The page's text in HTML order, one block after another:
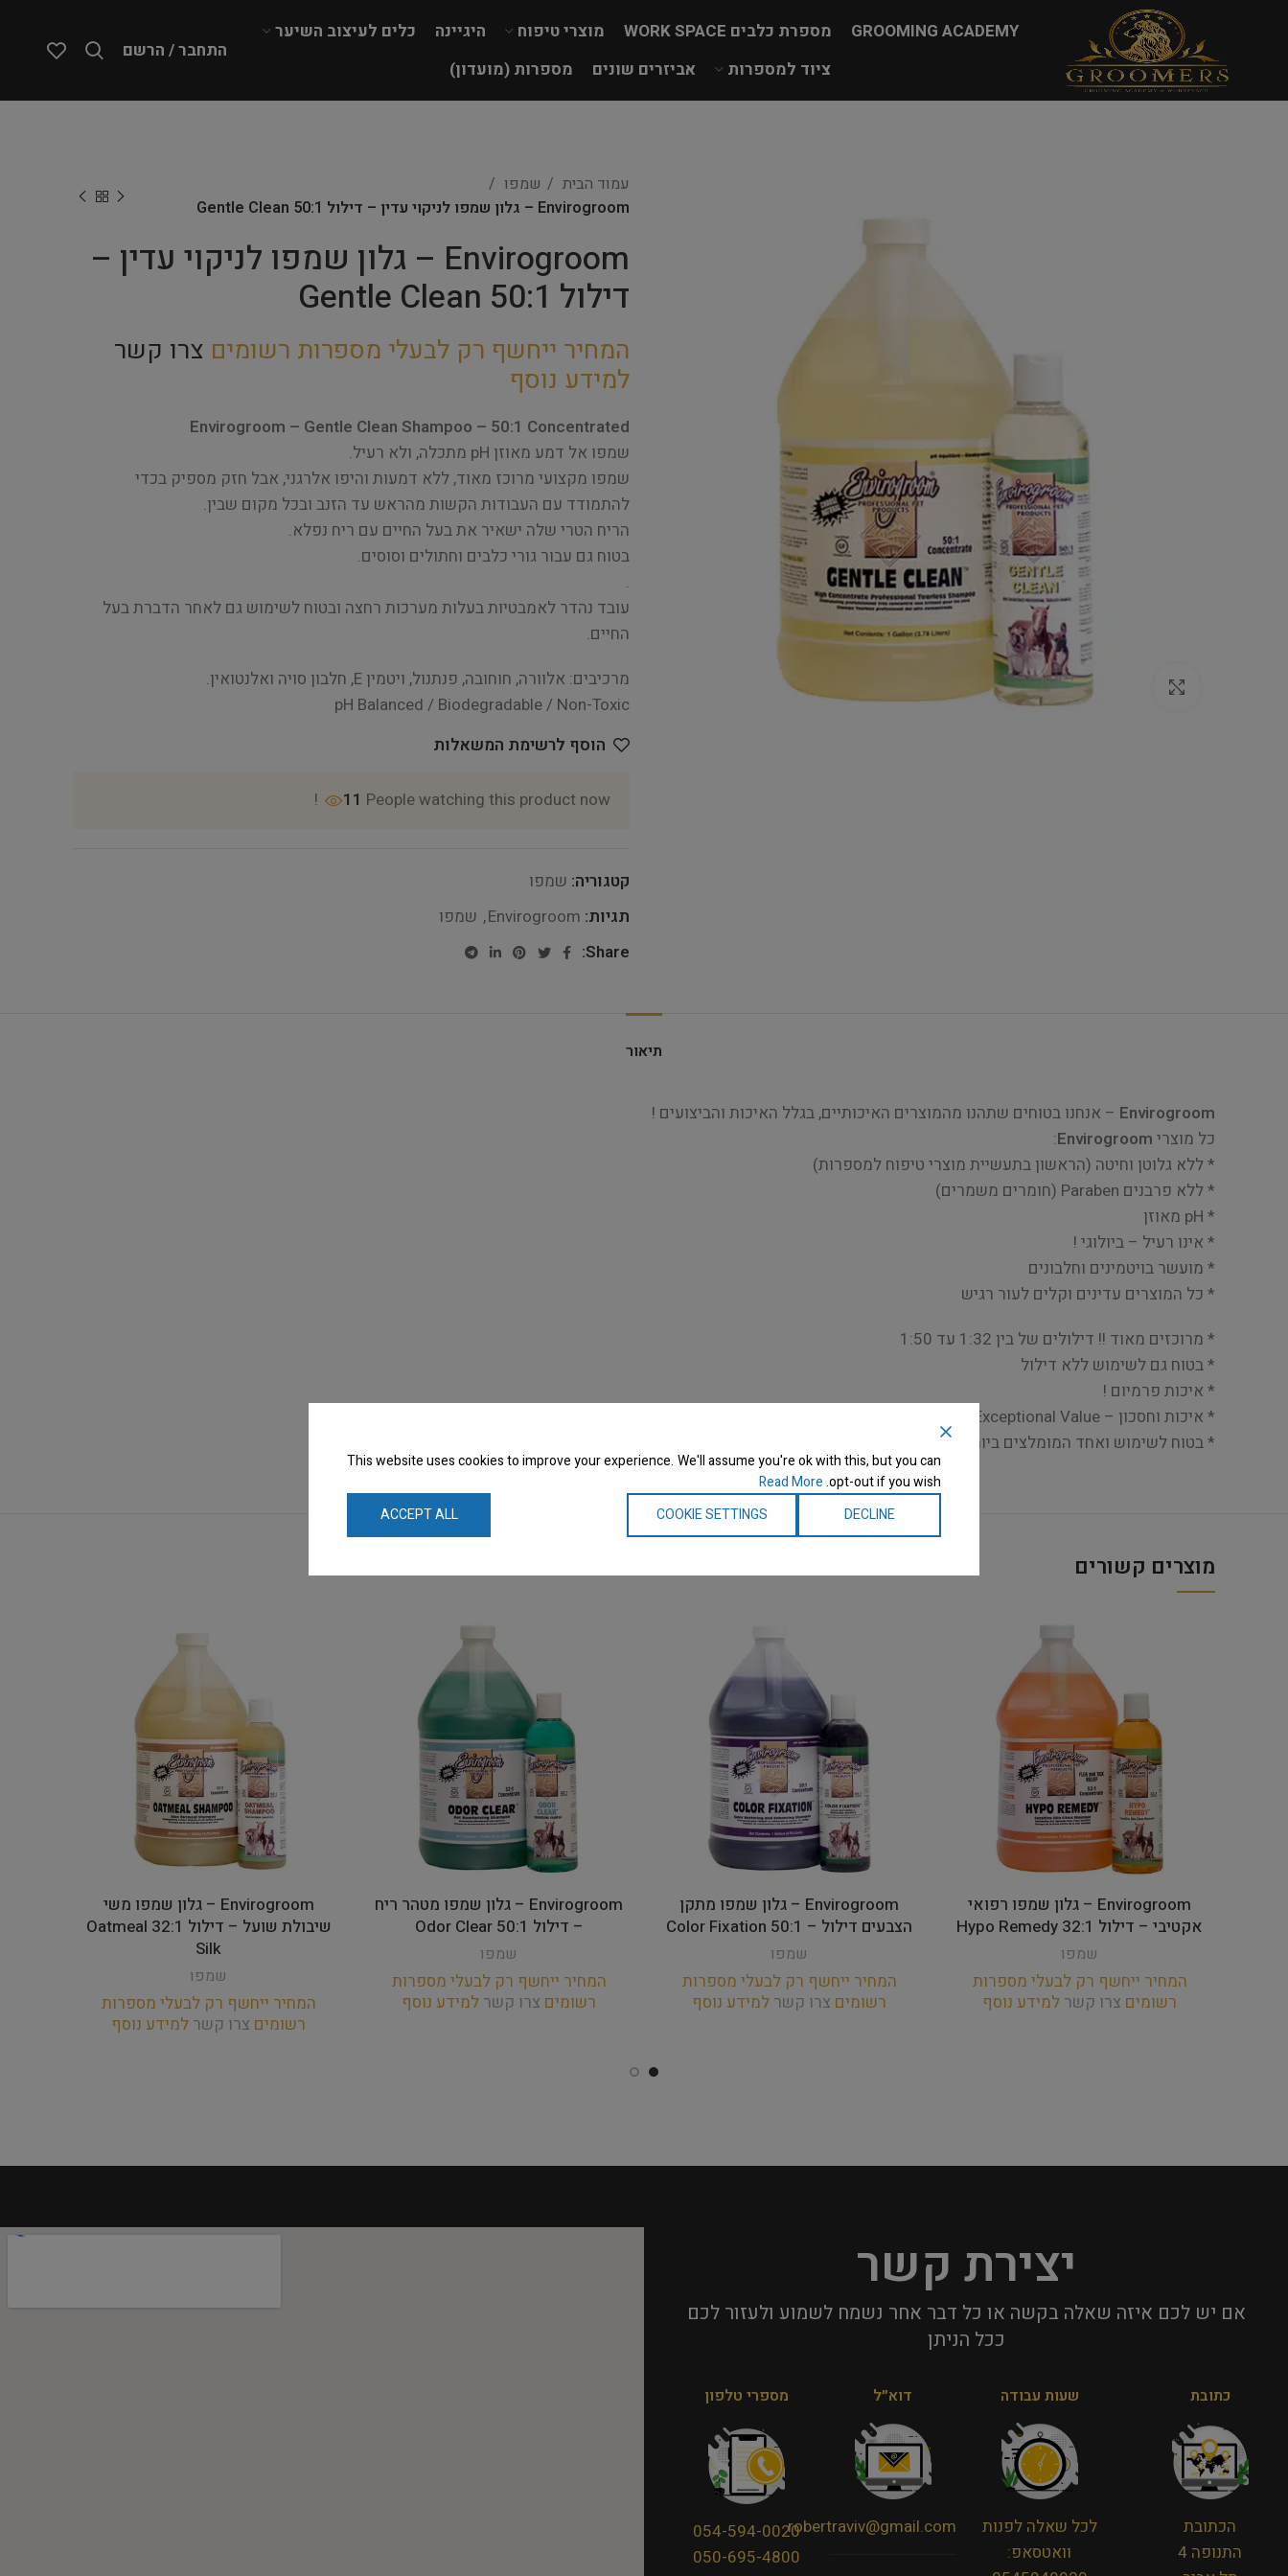
GROOMING ACADEMY מספרת כלבים WORK SPACE מוצרי טיפוח היגיינה
כלים לעיצוב השיער
ציוד למספרות
אביזרים שונים מספרות (מועדון)
התחבר / הרשם
Click to enlarge
עמוד הבית
שמפו
Envirogroom – גלון שמפו לניקוי עדין – דילול 50:1 Gentle Clean
Envirogroom – גלון שמפו לניקוי עדין –
דילול 50:1 Gentle Clean
המחיר ייחשף רק לבעלי מספרות רשומים צרו קשר
למידע נוסף
Envirogroom – Gentle Clean Shampoo – 50:1 Concentrated
שמפו אל דמע מאוזן pH מתכלה, ולא רעיל.
שמפו מקצועי מרוכז מאוד, ללא דמעות והיפו אלרגני, אבל חזק מספיק בכדי
להתמודד עם העבודות הקשות מהראש עד הזנב ובכל מקום שבין.
הריח הטרי שלה ישאיר את בעל החיים עם ריח נפלא.
בטוח גם עבור גורי כלבים וחתולים וסוסים.
.
עובד נהדר לאמבטיות בעלות מערכות רחצה ובטוח לשימוש גם לאחר הדברת בעל
החיים.
מרכיבים: אלוורה, חוחובה, פנתנול, ויטמין E, חלבון סויה ואלנטואין.
pH Balanced / Biodegradable / Non-Toxic
הוסף לרשימת המשאלות
11 People watching this product now!
קטגוריה: שמפו
תגיות: Envirogroom
, שמפו
Share:
תיאור
Envirogroom – אנחנו בטוחים שתהנו מהמוצרים האיכותיים, בגלל האיכות והביצועים !
כל מוצרי Envirogroom
:
* ללא גלוטן וחיטה (הראשון בתעשיית מוצרי טיפוח למספרות)
* ללא פרבנים Paraben (חומרים משמרים)
* pH מאוזן
* אינו רעיל – ביולוגי !
* מועשר בויטמינים וחלבונים
* כל המוצרים עדינים וקלים לעור רגיש
* מרוכזים מאוד !! דילולים של בין 1:32 עד 1:50
* בטוח גם לשימוש ללא דילול
* איכות פרמיום !
* איכות וחסכון – Exceptional Value
* בטוח לשימוש ואחד המומלצים ביותר יחד עם מערכות רחיצה
מוצרים קשורים
Envirogroom – גלון שמפו רפואי
אקטיבי – דילול 32:1 Hypo Remedy
שמפו
המחיר ייחשף רק לבעלי מספרות
רשומים צרו קשר למידע נוסף
Envirogroom – גלון שמפו מתקן
הצבעים דילול – 50:1 Color Fixation
שמפו
המחיר ייחשף רק לבעלי מספרות
רשומים צרו קשר למידע נוסף
Envirogroom – גלון שמפו מטהר ריח
– דילול 50:1 Odor Clear
שמפו
המחיר ייחשף רק לבעלי מספרות
רשומים צרו קשר למידע נוסף
Envirogroom – גלון שמפו משי
שיבולת שועל – דילול 32:1 Oatmeal
Silk
שמפו
המחיר ייחשף רק לבעלי מספרות
רשומים צרו קשר למידע נוסף
יצירת קשר
אם יש לכם איזה שאלה בקשה או כל דבר אחר נשמח לשמוע ולעזור לכם
ככל הניתן​
כתובת
הכתובת
התנופה 4
שעות עבודה
לכל שאלה לפנות
וואטסאפ:
דוא״ל
robertraviv@gmail.com
מספרי טלפון
054-594-0020
050-695-4800
This website uses cookies to improve your experience. We'll assume you're ok with this, but you can
opt-out if you wish.
Read More
DECLINE
COOKIE SETTINGS
ACCEPT ALL